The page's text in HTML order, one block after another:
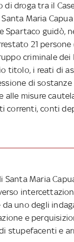
droga tra il
Maria
Spartaco guidò,
21
criminale dei
titolo, i reati di
di
alle misure
correnti, conti
Maria
uno degli
e
stupefacenti e